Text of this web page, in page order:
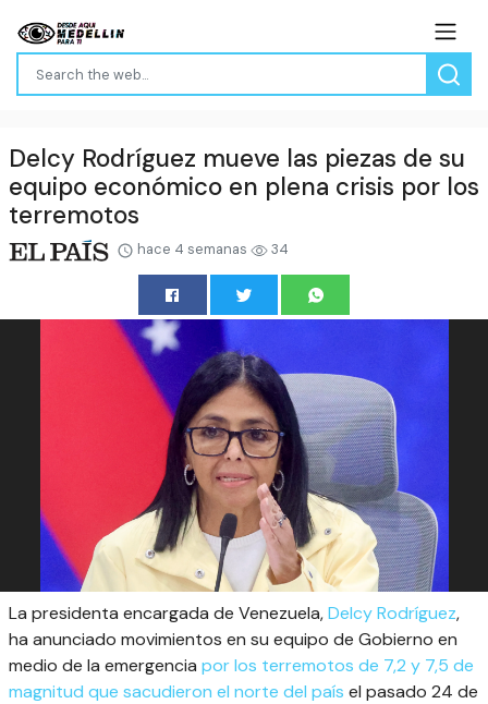
Delcy Rodríguez mueve las piezas de su
equipo económico en plena crisis por los
terremotos
hace 4 semanas 34
La presidenta encargada de Venezuela,Delcy Rodríguez,
ha anunciado movimientos en su equipo de Gobierno en
medio de la emergencia por los terremotos de 7,2 y 7,5 de
magnitud que sacudieron el norte del país el pasado 24 de